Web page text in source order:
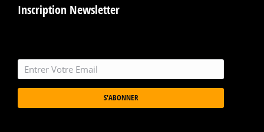
Inscription Newsletter
S'ABONNER